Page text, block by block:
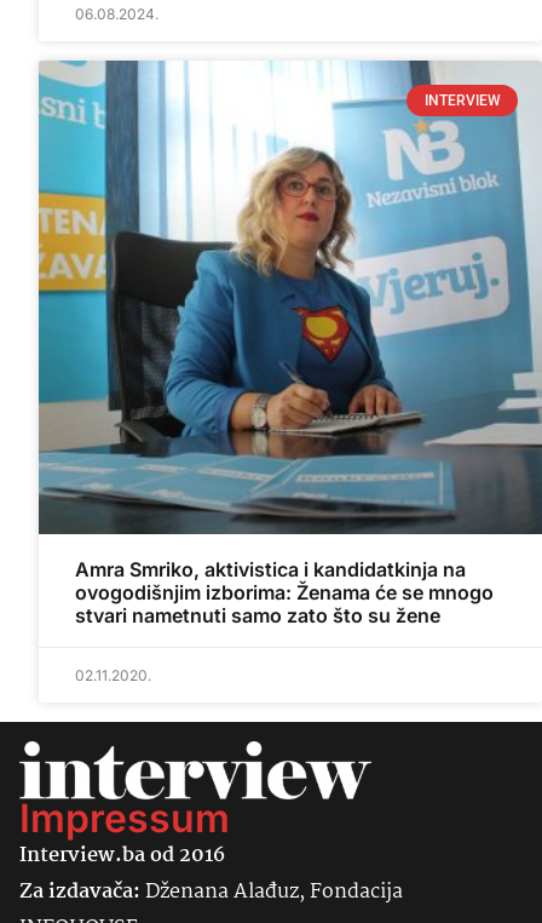
06.08.2024.
INTERVIEW
Amra Smriko, aktivistica i kandidatkinja na
ovogodišnjim izborima: Ženama će se mnogo
stvari nametnuti samo zato što su žene
02.11.2020.
Impressum
Interview.ba od 2016
Za izdavača:Dženana Alađuz, Fondacija